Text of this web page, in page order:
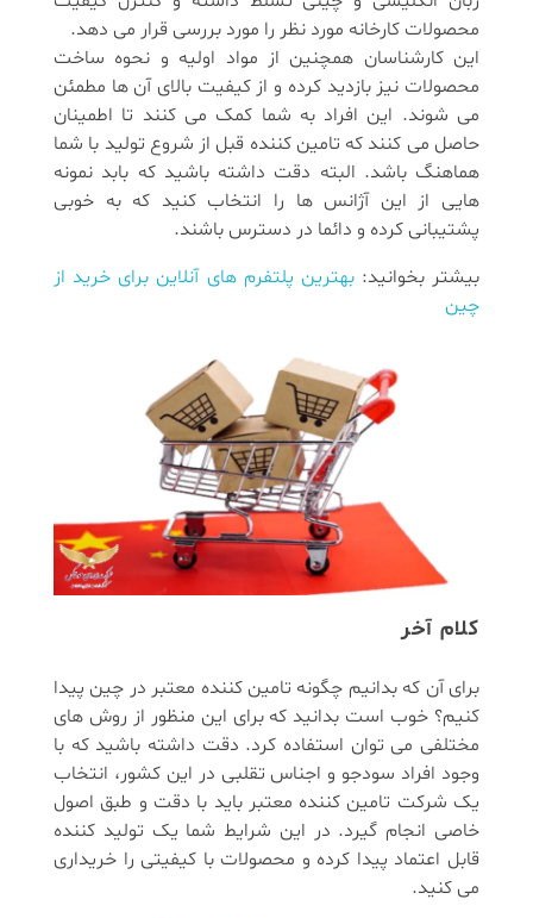
محصولات کارخانه مورد نظر را مورد بررسی قرار می دهد.
این کارشناسان همچنین از مواد اولیه و نحوه ساخت
محصولات نیز بازدید کرده و از کیفیت بالای آن ها مطمئن
می شوند. این افراد به شما کمک می کنند تا اطمینان
حاصل می کنند که تامین کننده قبل از شروع تولید با شما
هماهنگ باشد. البته دقت داشته باشید که بابد نمونه
هایی از این آژانس ها را انتخاب کنید که به خوبی
پشتیبانی کرده و دائما در دسترس باشند.
بیشتر بخوانید:بهترین پلتفرم های آنلاین برای خرید از
چین
کلام آخر
برای آن که بدانیم چگونه تامین کننده معتبر در چین پیدا
کنیم؟ خوب است بدانید که برای این منظور از روش های
مختلفی می توان استفاده کرد. دقت داشته باشید که با
وجود افراد سودجو و اجناس تقلبی در این کشور، انتخاب
یک شرکت تامین کننده معتبر باید با دقت و طبق اصول
خاصی انجام گیرد. در این شرایط شما یک تولید کننده
قابل اعتماد پیدا کرده و محصولات با کیفیتی را خریداری
می کنید.